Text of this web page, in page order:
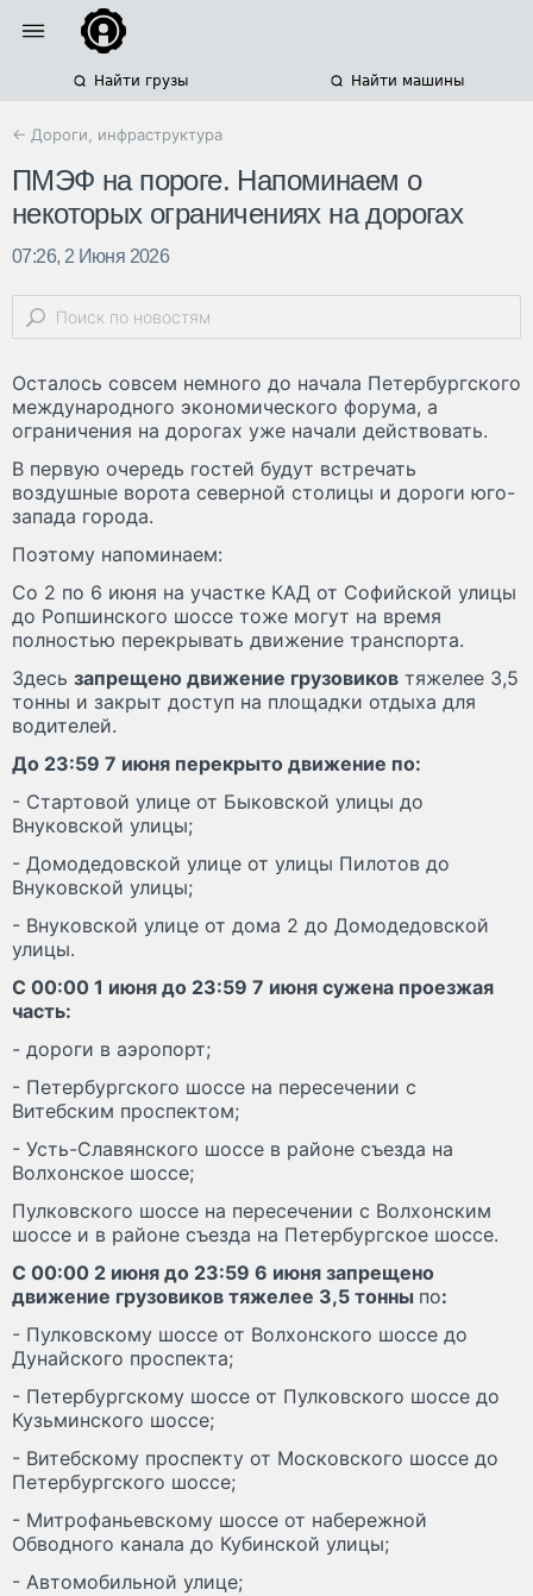
Найти грузы Найти машины
← Дороги, инфраструктура
ПMЭФ на пороге. Напоминаем о
некоторых ограничениях на дорогах
07:26, 2 Июня 2026
Осталось совсем немного до начала Петербургского
международного экономического форума, а
ограничения на дорогах уже начали действовать.
B первую очередь гостей будут встречать
воздушные ворота северной столицы и дороги юго-
запада города.
Поэтому напоминаем:
Со 2 по 6 июня на участке КАД от Софийской улицы
до Ропшинского шоссе тоже могут на время
полностью перекрывать движение транспорта.
Здесь запрещено движение грузовиков тяжелее 3,5
тонны и закрыт доступ на площадки отдыха для
водителей.
До 23:59 7 июня перекрыто движение по:
- Стартовой улице от Быковской улицы до
Внуковской улицы;
- Домодедовской улице от улицы Пилотов до
Внуковской улицы;
- Внуковской улице от дома 2 до Домодедовской
улицы.
С 00:00 1 июня до 23:59 7 июня сужена проезжая
часть:
- дороги в аэропорт;
- Петербургского шоссе на пересечении с
Витебским проспектом;
- Усть-Славянского шоссе в районе съезда на
Волхонское шоссе;
Пулковского шоссе на пересечении с Волхонским
шоссе и в районе съезда на Петербургское шоссе.
С 00:00 2 июня до 23:59 6 июня запрещено
движение грузовиков тяжелее 3,5 тонны по:
- Пулковскому шоссе от Волхонского шоссе до
Дунайского проспекта;
- Петербургскому шоссе от Пулковского шоссе до
Кузьминского шоссе;
- Витебскому проспекту от Московского шоссе до
Петербургского шоссе;
- Митрофаньевскому шоссе от набережной
Обводного канала до Кубинской улицы;
- Автомобильной улице;